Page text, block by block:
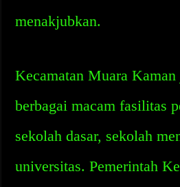
menakjubkan.
Kecamatan Muara
berbagai macam fasilitas
sekolah dasar, sekolah
universitas. Pemerintah